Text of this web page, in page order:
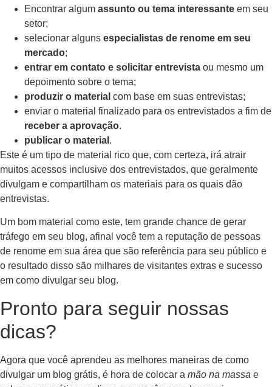
Encontrar algum assunto ou tema interessante em seu
setor;
selecionar alguns especialistas de renome em seu
mercado;
entrar em contato e solicitar entrevista ou mesmo um
depoimento sobre o tema;
produzir o material com base em suas entrevistas;
enviar o material finalizado para os entrevistados a fim de
receber a aprovação.
publicar o material .
Este é um tipo de material rico que, com certeza, irá atrair
muitos acessos inclusive dos entrevistados, que geralmente
divulgam e compartilham os materiais para os quais dão
entrevistas.
Um bom material como este, tem grande chance de gerar
tráfego em seu blog, afinal você tem a reputação de pessoas
de renome em sua área que são referência para seu público e
o resultado disso são milhares de visitantes extras e sucesso
em como divulgar seu blog.
Pronto para seguir nossas
dicas?
Agora que você aprendeu as melhores maneiras de como
divulgar um blog grátis, é hora de colocar a mão na massa e